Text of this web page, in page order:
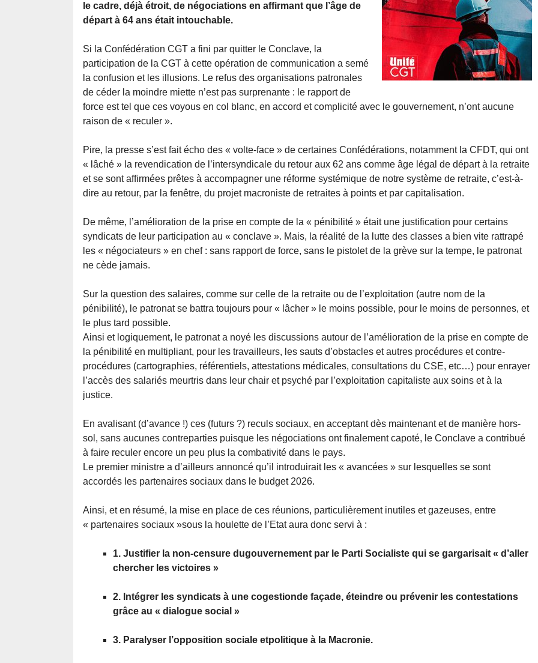
le cadre, déjà étroit, de négociations en affirmant que l’âge de
départ à 64 ans était intouchable.
Si la Confédération CGT a fini par quitter le Conclave, la
participation de la CGT à cette opération de communication a semé
la confusion et les illusions. Le refus des organisations patronales
de céder la moindre miette n’est pas surprenante : le rapport de
force est tel que ces voyous en col blanc, en accord et complicité avec le gouvernement, n’ont aucune
raison de « reculer ».
Pire, la presse s’est fait écho des « volte-face » de certaines Confédérations, notamment la CFDT, qui ont
« lâché » la revendication de l’intersyndicale du retour aux 62 ans comme âge légal de départ à la retraite
et se sont affirmées prêtes à accompagner une réforme systémique de notre système de retraite, c’est-à-
dire au retour, par la fenêtre, du projet macroniste de retraites à points et par capitalisation.
De même, l’amélioration de la prise en compte de la « pénibilité » était une justification pour certains
syndicats de leur participation au « conclave ». Mais, la réalité de la lutte des classes a bien vite rattrapé
les « négociateurs » en chef : sans rapport de force, sans le pistolet de la grève sur la tempe, le patronat
ne cède jamais.
Sur la question des salaires, comme sur celle de la retraite ou de l’exploitation (autre nom de la
pénibilité), le patronat se battra toujours pour « lâcher » le moins possible, pour le moins de personnes, et
le plus tard possible.
Ainsi et logiquement, le patronat a noyé les discussions autour de l’amélioration de la prise en compte de
la pénibilité en multipliant, pour les travailleurs, les sauts d’obstacles et autres procédures et contre-
procédures (cartographies, référentiels, attestations médicales, consultations du CSE, etc…) pour enrayer
l’accès des salariés meurtris dans leur chair et psyché par l’exploitation capitaliste aux soins et à la
justice.
En avalisant (d’avance !) ces (futurs ?) reculs sociaux, en acceptant dès maintenant et de manière hors-
sol, sans aucunes contreparties puisque les négociations ont finalement capoté, le Conclave a contribué
à faire reculer encore un peu plus la combativité dans le pays.
Le premier ministre a d’ailleurs annoncé qu’il introduirait les « avancées » sur lesquelles se sont
accordés les partenaires sociaux dans le budget 2026.
Ainsi, et en résumé, la mise en place de ces réunions, particulièrement inutiles et gazeuses, entre
« partenaires sociaux »sous la houlette de l’Etat aura donc servi à :
1. Justifier la non-censure dugouvernement par le Parti Socialiste qui se gargarisait « d’aller
chercher les victoires »
2. Intégrer les syndicats à une cogestionde façade, éteindre ou prévenir les contestations
grâce au « dialogue social »
3. Paralyser l’opposition sociale etpolitique à la Macronie.